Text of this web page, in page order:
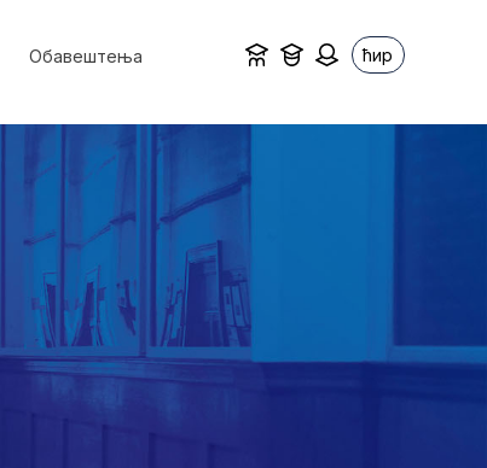
Обавештења ћир